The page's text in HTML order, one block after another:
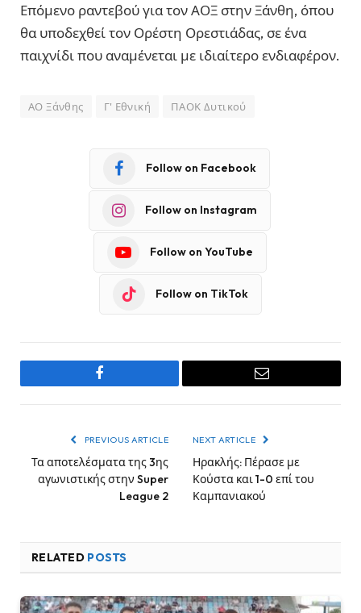
Επόμενο ραντεβού για τον ΑΟΞ στην Ξάνθη, όπου
θα υποδεχθεί τον Ορέστη Ορεστιάδας, σε ένα
παιχνίδι που αναμένεται με ιδιαίτερο ενδιαφέρον.
ΑΟ Ξάνθης Γ' Εθνική ΠΑΟΚ Δυτικού
Follow on Facebook
Follow on Instagram
Follow on YouTube
Follow on TikTok
Facebook Email
PREVIOUS ARTICLE
Τα αποτελέσματα της 3ης
αγωνιστικής στην Super
League 2
NEXT ARTICLE
Ηρακλής: Πέρασε με
Κούστα και 1-0 επί του
Καμπανιακού
RELATED POSTS